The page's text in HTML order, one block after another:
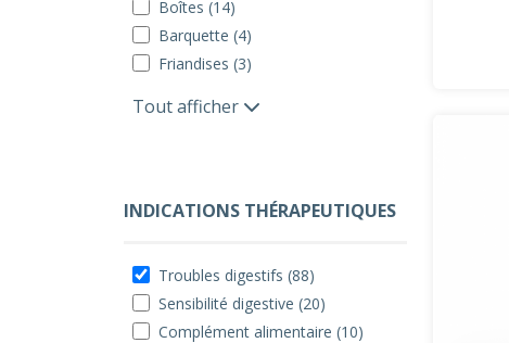
Boîtes (14)
Barquette (4)
Friandises (3)
Tout afficher
INDICATIONS THÉRAPEUTIQUES
Troubles digestifs (88)
Sensibilité digestive (20)
Complément alimentaire (10)